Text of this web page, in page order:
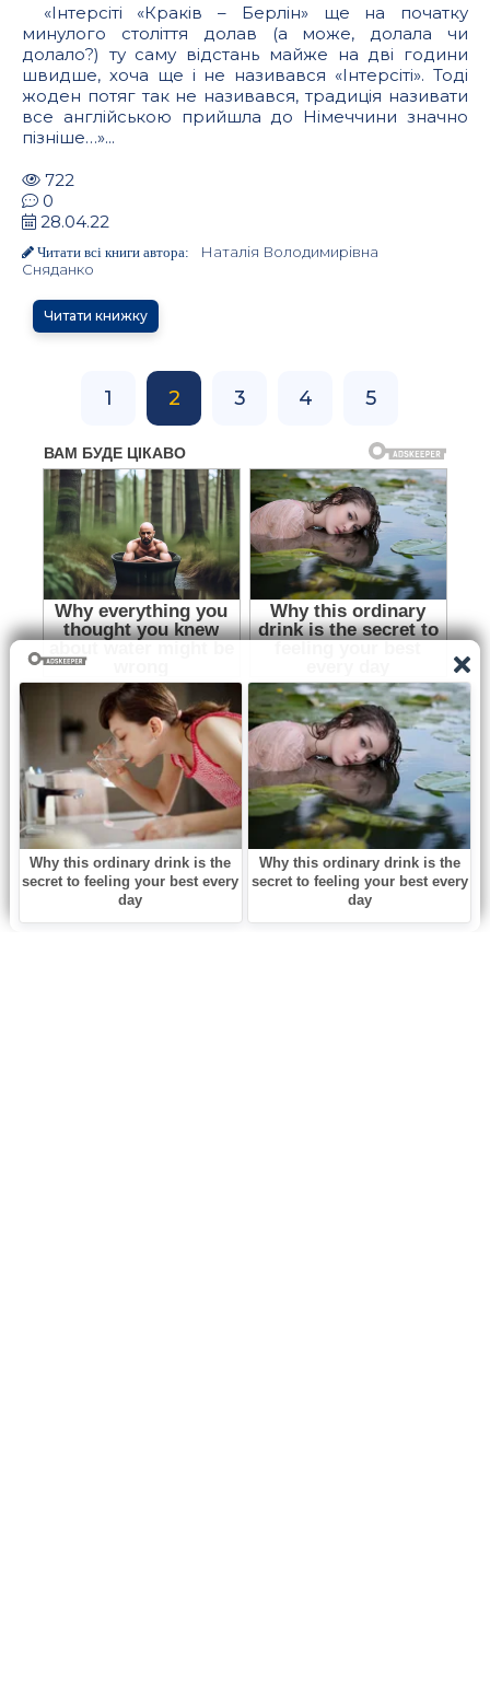
«Інтерсіті «Краків – Берлін» ще на початку
минулого століття долав (а може, долала чи
долало?) ту саму відстань майже на дві години
швидше, хоча ще і не називався «Інтерсіті». Тоді
жоден потяг так не називався, традиція називати
все англійською прийшла до Німеччини значно
пізніше…»...
722
0
28.04.22
Читати всі книги автора:
Наталія Володимирівна
Сняданко
Читати книжку
1 2 3 4 5